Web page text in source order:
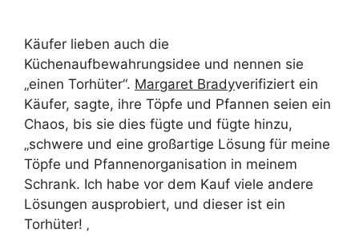
Käufer lieben auch die
Küchenaufbewahrungsidee und nennen sie
„einen Torhüter“. Margaret Bradyverifiziert ein
Käufer, sagte, ihre Töpfe und Pfannen seien ein
Chaos, bis sie dies fügte und fügte hinzu,
„schwere und eine großartige Lösung für meine
Töpfe und Pfannenorganisation in meinem
Schrank. Ich habe vor dem Kauf viele andere
Lösungen ausprobiert, und dieser ist ein
Torhüter! ‚